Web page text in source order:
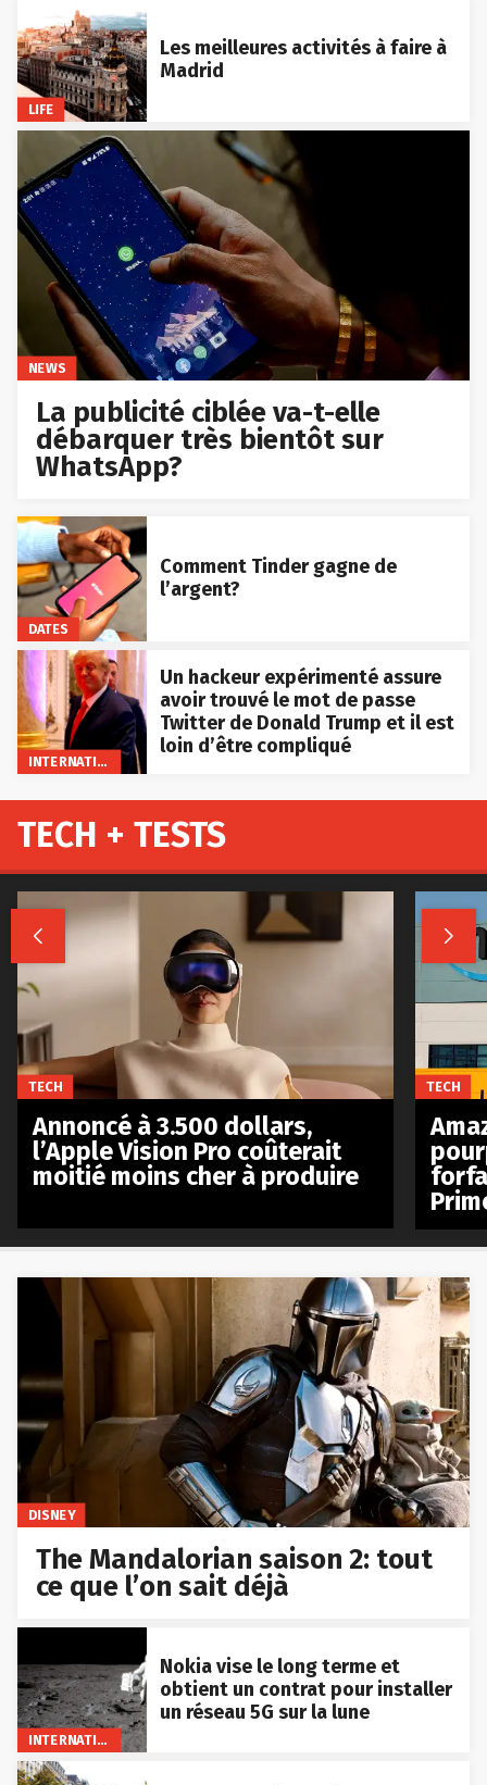
LIFE
Les meilleures activités à faire à
Madrid
NEWS
La publicité ciblée va-t-elle
débarquer très bientôt sur
WhatsApp?
DATES
Comment Tinder gagne de
l’argent?
INTERNATIONAL
Un hackeur expérimenté assure
avoir trouvé le mot de passe
Twitter de Donald Trump et il est
loin d’être compliqué
DISNEY
The Mandalorian saison 2: tout
ce que l’on sait déjà
Nokia vise le long terme et
obtient un contrat pour installer
un réseau 5G sur la lune
TECH + TESTS
 
TECH
Annoncé à 3.500 dollars,
l’Apple Vision Pro coûterait
moitié moins cher à produire
TECH